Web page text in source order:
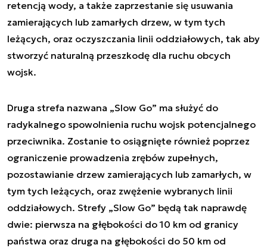
retencją wody, a także zaprzestanie się usuwania
zamierających lub zamarłych drzew, w tym tych
leżących, oraz oczyszczania linii oddziałowych, tak aby
stworzyć naturalną przeszkodę dla ruchu obcych
wojsk.
Druga strefa nazwana „Slow Go” ma służyć do
radykalnego spowolnienia ruchu wojsk potencjalnego
przeciwnika. Zostanie to osiągnięte również poprzez
ograniczenie prowadzenia zrębów zupełnych,
pozostawianie drzew zamierających lub zamarłych, w
tym tych leżących, oraz zwężenie wybranych linii
oddziałowych. Strefy „Slow Go” będą tak naprawdę
dwie: pierwsza na głębokości do 10 km od granicy
państwa oraz druga na głębokości do 50 km od